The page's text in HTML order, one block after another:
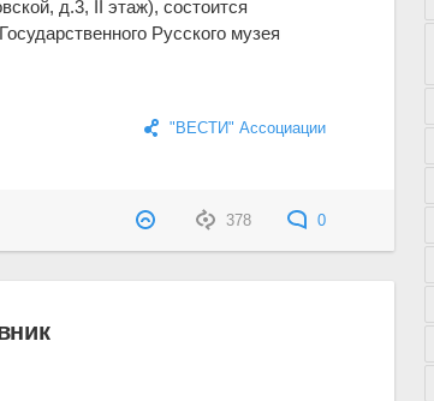
д.3, II этаж), состоится
Русского музея
"ВЕСТИ" Ассоциации
378 0